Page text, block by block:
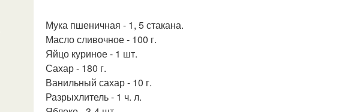
Мука пшеничная - 1, 5 стакана.
Масло сливочное - 100 г.
Яйцо куриное - 1 шт.
Сахар - 180 г.
Ванильный сахар - 10 г.
Разрыхлитель - 1 ч. л.